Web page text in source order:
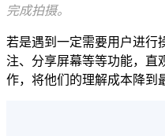
完成拍摄。
若是遇到一定需要用户进行
注、分享屏幕等等功能，直
作，将他们的理解成本降到